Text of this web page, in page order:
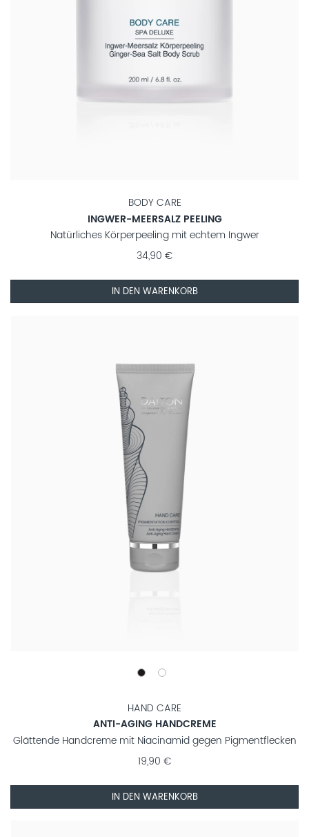
BODY CARE
INGWER-MEERSALZ PEELING
Natürliches Körperpeeling mit echtem Ingwer
34,90 €
IN DEN WARENKORB
HAND CARE
ANTI-AGING HANDCREME
Glättende Handcreme mit Niacinamid gegen Pigmentflecken
19,90 €
IN DEN WARENKORB